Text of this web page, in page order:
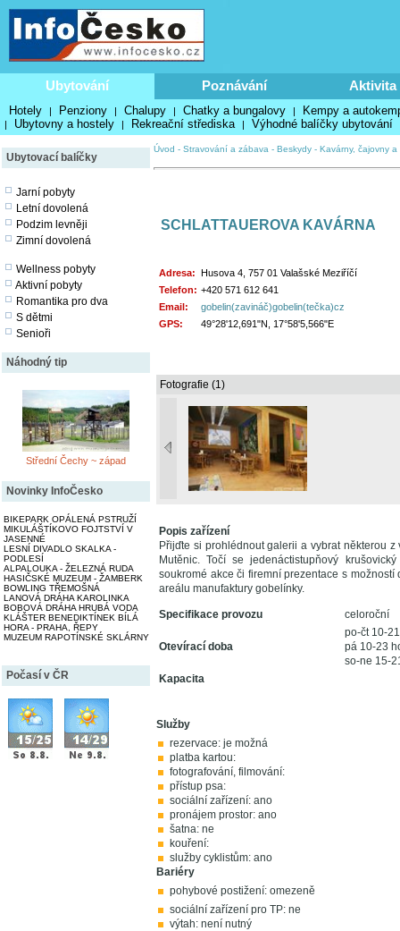
Ubytování Poznávání Aktivita
Hotely | Penziony | Chalupy | Chatky a bungalovy | Kempy a
| Ubytovny a hostely | Rekreační střediska | Výhodné balíčky ubytování
Ubytovací balíčky
Jarní pobyty
Letní dovolená
Podzim levněji
Zimní dovolená
Wellness pobyty
Aktivní pobyty
Romantika pro dva
S dětmi
Senioři
Náhodný tip
Střední Čechy ~ západ
Novinky InfoČesko
BIKEPARK OPÁLENÁ PSTRUŽÍ
MIKULÁŠTÍKOVO FOJTSTVÍ V
JASENNÉ
LESNÍ DIVADLO SKALKA -
PODLESÍ
ALPALOUKA - ŽELEZNÁ RUDA
HASIČSKÉ MUZEUM - ŽAMBERK
BOWLING TŘEMOŠNÁ
LANOVÁ DRÁHA KAROLINKA
BOBOVÁ DRÁHA HRUBÁ VODA
KLÁŠTER BENEDIKTÍNEK BÍLÁ
HORA - PRAHA, ŘEPY
MUZEUM RAPOTÍNSKÉ SKLÁRNY
Počasí v ČR
Úvod - Stravování a zábava - Beskydy - Kavárny, čajovny a
SCHLATTAUEROVA KAVÁRNA
Adresa: Husova 4, 757 01 Valašské Meziříčí
Telefon: +420 571 612 641
Email:
gobelin(zavináč)gobelin(tečka)cz
GPS:
49°28'12,691"N, 17°58'5,566"E
Fotografie (1)
Popis zařízení
Přijďte si prohlédnout galerii a vybrat některou
Mutěnic. Točí se jedenáctistupňový
soukromé akce či firemní prezentace s
areálu manufaktury gobelínky.
Specifikace provozu celoroční
Otevírací doba
po-čt 10-
pá 10-23
so-ne 15-
Kapacita
Služby
rezervace: je možná
platba kartou:
fotografování, filmování:
přístup psa:
sociální zařízení: ano
pronájem prostor: ano
šatna: ne
kouření:
služby cyklistům: ano
Bariéry
pohybové postižení: omezeně
sociální zařízení pro TP: ne
výtah: není nutný